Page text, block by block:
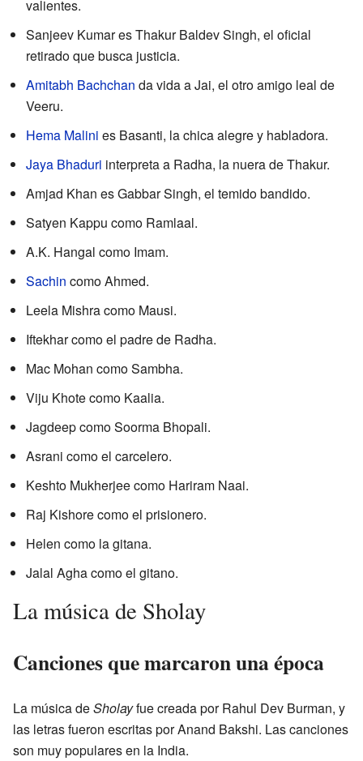
valientes.
Sanjeev Kumar es Thakur Baldev Singh, el oficial
retirado que busca justicia.
Amitabh Bachchan da vida a Jai, el otro amigo leal de
Veeru.
Hema Malini es Basanti, la chica alegre y habladora.
Jaya Bhaduri interpreta a Radha, la nuera de Thakur.
Amjad Khan es Gabbar Singh, el temido bandido.
Satyen Kappu como Ramlaal.
A.K. Hangal como Imam.
Sachin como Ahmed.
Leela Mishra como Mausi.
Iftekhar como el padre de Radha.
Mac Mohan como Sambha.
Viju Khote como Kaalia.
Jagdeep como Soorma Bhopali.
Asrani como el carcelero.
Keshto Mukherjee como Hariram Naai.
Raj Kishore como el prisionero.
Helen como la gitana.
Jalal Agha como el gitano.
La música de Sholay
Canciones que marcaron una época
La música deSholayfue creada por Rahul Dev Burman, y
las letras fueron escritas por Anand Bakshi. Las canciones
son muy populares en la India.